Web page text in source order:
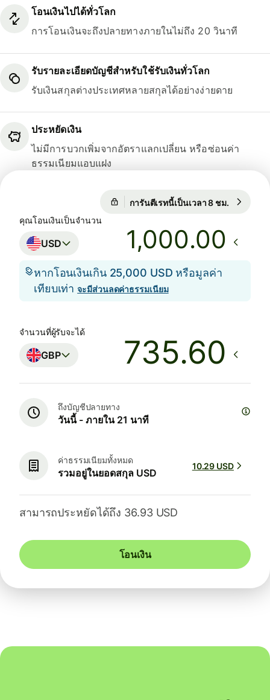
โอนเงินไปได้ทั่วโลก
การโอนเงินจะถึงปลายทางภายในไม่ถึง 20 วินาที
รับรายละเอียดบัญชีสำหรับใช้รับเงินทั่วโลก
รับเงินสกุลต่างประเทศหลายสกุลได้อย่างง่ายดาย
ประหยัดเงิน
ไม่มีการบวกเพิ่มจากอัตราแลกเปลี่ยน หรือซ่อนค่า
ธรรมเนียมแอบแฝง
การันตีเรทนี้เป็นเวลา 8 ชม.
การันตีเรทนี้เป็นเวลา 8 ชม.
คุณโอนเงินเป็นจำนวน
USD .00
หากโอนเงินเกิน 25,000 USD หรือมูลค่า
เทียบเท่าจะมีส่วนลดค่าธรรมเนียม
จำนวนที่ผู้รับจะได้
GBP
ถึงบัญชีปลายทาง
วันนี้ - ภายใน 21 นาที
ค่าธรรมเนียมทั้งหมด
รวมอยู่ในยอดสกุล USD
10.29 USD
สามารถประหยัดได้ถึง 36.93 USD
โอนเงิน